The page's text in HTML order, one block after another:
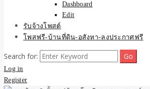
Dashboard
Edit
รับจ้างโพสต์
โพสฟรี-บ้านที่ดิน-อสังหา-ลงประกาศฟรี
Search for:
Log in
Register